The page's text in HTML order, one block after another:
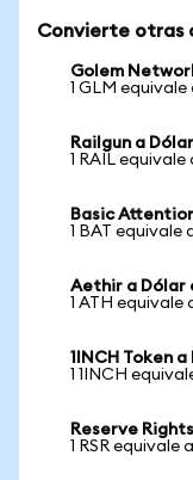
Convierte otras
Golem
1 GLM
Railgun a
1 RAIL equivale
Basic
1 BAT equivale
Aethir a Dólar
1 ATH equivale
1INCH Token
1 1INCH
Reserve
1 RSR equivale